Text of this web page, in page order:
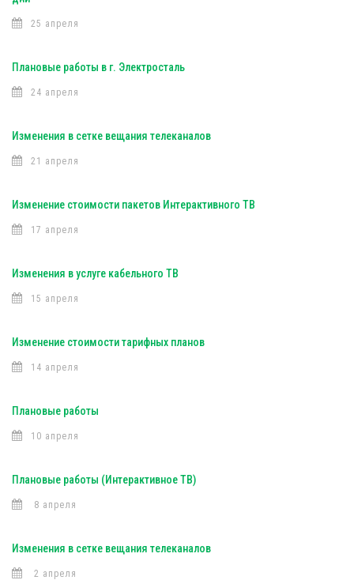
25 апреля
Плановые работы в г. Электросталь
24 апреля
Изменения в сетке вещания телеканалов
21 апреля
Изменение стоимости пакетов Интерактивного ТВ
17 апреля
Изменения в услуге кабельного ТВ
15 апреля
Изменение стоимости тарифных планов
14 апреля
Плановые работы
10 апреля
Плановые работы (Интерактивное ТВ)
8 апреля
Изменения в сетке вещания телеканалов
2 апреля